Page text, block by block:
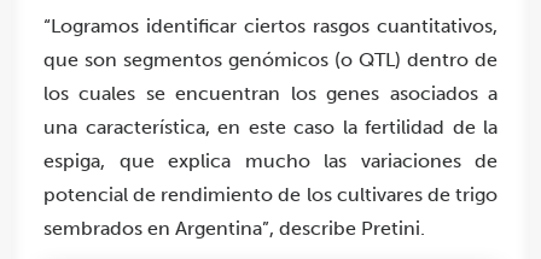
“Logramos identificar ciertos rasgos cuantitativos,
que son segmentos genómicos (o QTL) dentro de
los cuales se encuentran los genes asociados a
una característica, en este caso la fertilidad de la
espiga, que explica mucho las variaciones de
potencial de rendimiento de los cultivares de trigo
sembrados en Argentina”, describe Pretini.